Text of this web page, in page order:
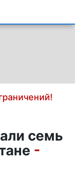
семь
-